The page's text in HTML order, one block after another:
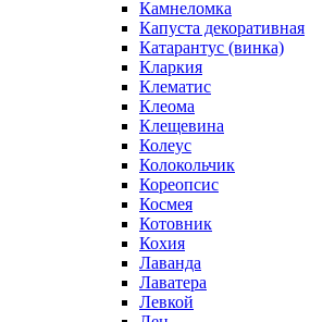
Камнеломка
Капуста декоративная
Катарантус (винка)
Кларкия
Клематис
Клеома
Клещевина
Колеус
Колокольчик
Кореопсис
Космея
Котовник
Кохия
Лаванда
Лаватера
Левкой